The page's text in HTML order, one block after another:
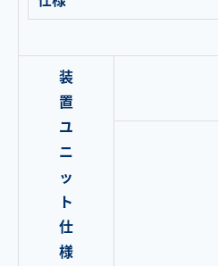
装
置
ユ
ニ
ッ
ト
仕
様